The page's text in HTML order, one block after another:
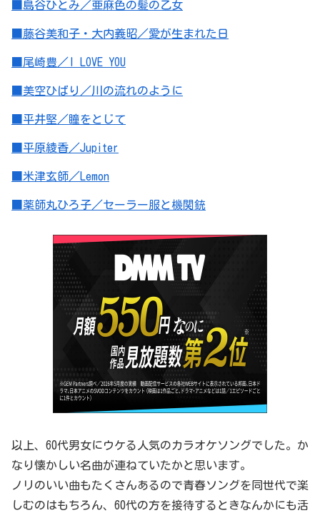
■島谷ひとみ／亜麻色の髪の乙女
■藤谷美和子・大内義昭／愛が生まれた日
■尾崎豊／I LOVE YOU
■美空ひばり／川の流れのように
■平井堅／瞳をとじて
■平原綾香／Jupiter
■米津玄師／Lemon
■薬師丸ひろ子／セーラー服と機関銃
以上、60代男女にウケる人気のカラオケソングでした。か
なり懐かしい名曲が連ねていたかと思います。
ノリのいい曲もたくさんあるので青春ソングを同世代で楽
しむのはもちろん、60代の方を接待するときなんかにも活